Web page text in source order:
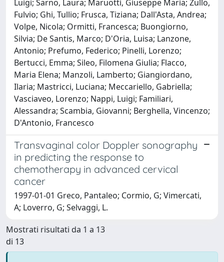
Luigi; Sarno, Laura; Maruotti, Giuseppe Maria; Zullo,
Fulvio; Ghi, Tullio; Frusca, Tiziana; Dall'Asta, Andrea;
Volpe, Nicola; Ormitti, Francesca; Buongiorno,
Silvia; De Santis, Marco; D'Oria, Luisa; Lanzone,
Antonio; Prefumo, Federico; Pinelli, Lorenzo;
Bertucci, Emma; Sileo, Filomena Giulia; Flacco,
Maria Elena; Manzoli, Lamberto; Giangiordano,
Ilaria; Mastricci, Luciana; Meccariello, Gabriella;
Vasciaveo, Lorenzo; Nappi, Luigi; Familiari,
Alessandra; Scambia, Giovanni; Berghella, Vincenzo;
D'Antonio, Francesco
Transvaginal color Doppler sonography
in predicting the response to
chemotherapy in advanced cervical
cancer
1997-01-01 Greco, Pantaleo; Cormio, G; Vimercati,
A; Loverro, G; Selvaggi, L.
Mostrati risultati da 1 a 13
di 13